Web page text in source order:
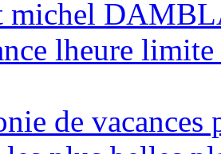
michel
lheure limite
de vacances